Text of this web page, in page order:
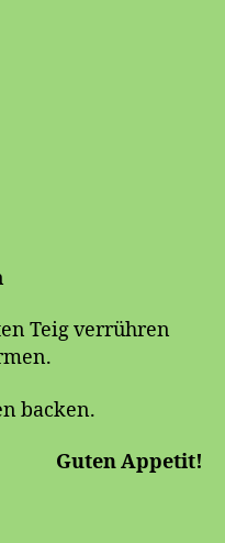
Teig verrühren
backen.
Guten Appetit!